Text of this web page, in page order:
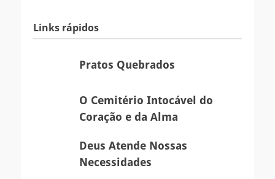
Links rápidos
QuebradosPratos Quebrados
O Cemitério Intocável do
Coração e da Alma
Deus Atende Nossas
Necessidades